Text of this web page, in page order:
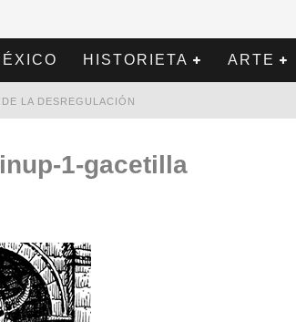
HISTORIETA ARTE
LA DESREGULACIÓN
ACAPULCO
LA NIEVE
1-gacetilla